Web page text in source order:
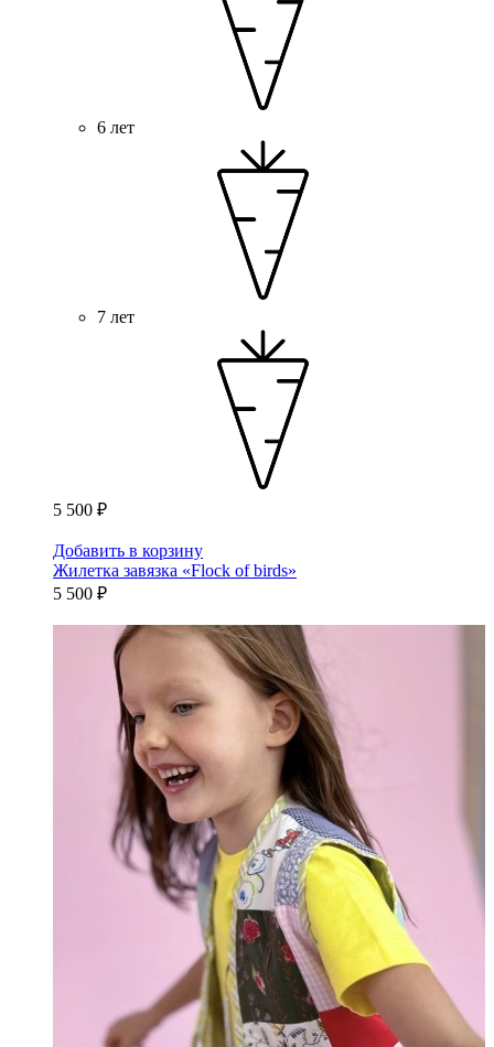
6 лет
7 лет
5 500 ₽
Добавить в корзину
Жилетка завязка «Flock of birds»
5 500 ₽